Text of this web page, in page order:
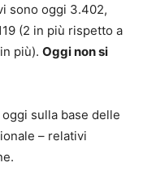
sono oggi 3.402,
(2 in più rispetto a
più). Oggi non si
sulla base delle
– relativi